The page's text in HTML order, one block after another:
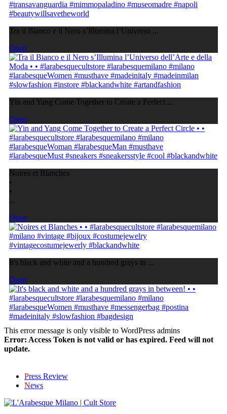
Tra il Bianco e il Nero s’Illumina l’Universo ...
Open
Yin and Yang Come Together to Create a Perfect ...
Open
Noires et Blanches
•
•
...
Open
It's black and white and a hundred grays in ...
Open
This error message is only visible to WordPress admins
Error: Access Token is not valid or has expired. Feed will not
update.
Press Review
News